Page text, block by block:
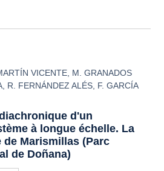
VICENTE M. GRANADOS
R. FERNÁNDEZ ALÉS F. GARCÍA
d'un
à longue échelle. La
de Marismillas (Parc
de Doñana)